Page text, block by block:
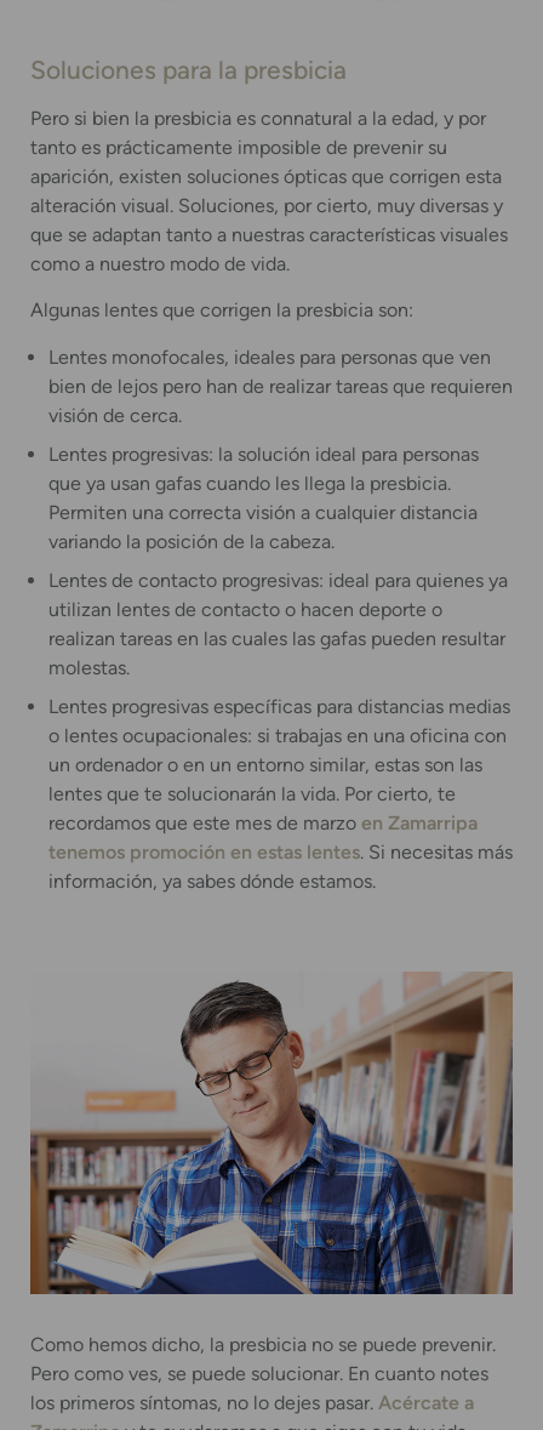
Soluciones para la presbicia
Pero si bien la presbicia es connatural a la edad, y por
tanto es prácticamente imposible de prevenir su
aparición, existen soluciones ópticas que corrigen esta
alteración visual. Soluciones, por cierto, muy diversas y
que se adaptan tanto a nuestras características visuales
como a nuestro modo de vida.
Algunas lentes que corrigen la presbicia son:
Lentes monofocales, ideales para personas que ven
bien de lejos pero han de realizar tareas que requieren
visión de cerca.
Lentes progresivas: la solución ideal para personas
que ya usan gafas cuando les llega la presbicia.
Permiten una correcta visión a cualquier distancia
variando la posición de la cabeza.
Lentes de contacto progresivas: ideal para quienes ya
utilizan lentes de contacto o hacen deporte o
realizan tareas en las cuales las gafas pueden resultar
molestas.
Lentes progresivas específicas para distancias medias
o lentes ocupacionales: si trabajas en una oficina con
un ordenador o en un entorno similar, estas son las
lentes que te solucionarán la vida. Por cierto, te
recordamos que este mes de marzo en Zamarripa
tenemos promoción en estas lentes. Si necesitas más
información, ya sabes dónde estamos.
Como hemos dicho, la presbicia no se puede prevenir.
Pero como ves, se puede solucionar. En cuanto notes
los primeros síntomas, no lo dejes pasar. Acércate a